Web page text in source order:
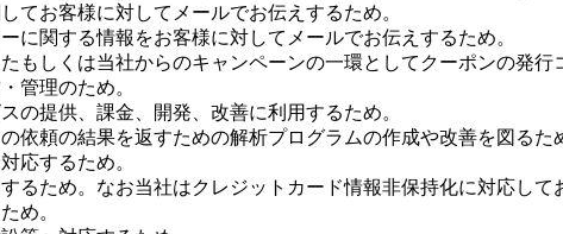
てお客様に対してメールでお伝えするため。
に関する情報をお客様に対してメールでお伝えするため。
もしくは当社からのキャンペーンの一環としてクーポンの発行
管理のため。
の提供、課金、開発、改善に利用するため。
依頼の結果を返すための解析プログラムの作成や改善を図るた
応するため。
るため。なお当社はクレジットカード情報非保持化に対応して
め。